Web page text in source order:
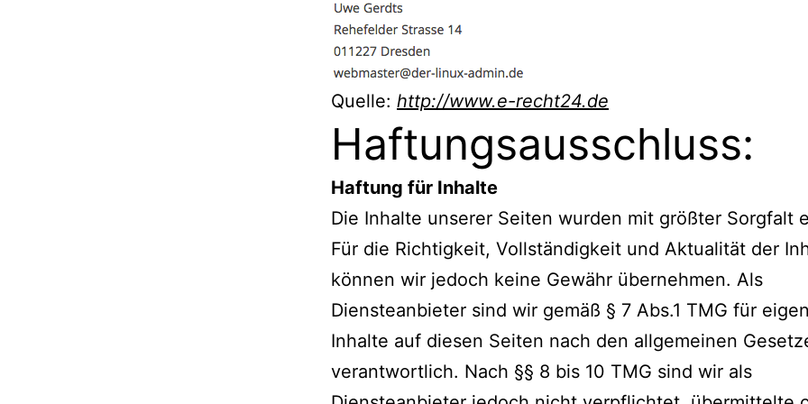
Quelle: http://www.e-recht24.de
Haftungsausschluss:
Haftung für Inhalte
Die Inhalte unserer Seiten wurden mit größter Sorgfalt
Für die Richtigkeit, Vollständigkeit und Aktualität der
können wir jedoch keine Gewähr übernehmen. Als
Diensteanbieter sind wir gemäß § 7 Abs.1 TMG für
Inhalte auf diesen Seiten nach den allgemeinen
verantwortlich. Nach §§ 8 bis 10 TMG sind wir als